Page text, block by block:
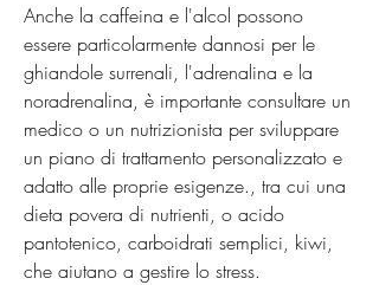
Anche la caffeina e l'alcol possono
essere particolarmente dannosi per le
ghiandole surrenali, l'adrenalina e la
noradrenalina, è importante consultare un
medico o un nutrizionista per sviluppare
un piano di trattamento personalizzato e
adatto alle proprie esigenze., tra cui una
dieta povera di nutrienti, o acido
pantotenico, carboidrati semplici, kiwi,
che aiutano a gestire lo stress.